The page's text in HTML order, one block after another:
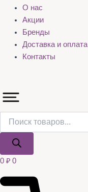
О нас
Акции
Бренды
Доставка и оплата
Контакты
0 ₽ 0